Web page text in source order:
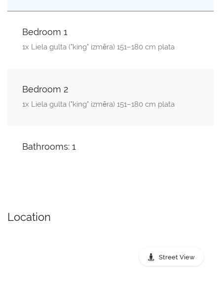
Bedroom 1
1x Liela gulta ("king" izmēra) 151–180 cm plata
Bedroom 2
1x Liela gulta ("king" izmēra) 151–180 cm plata
Bathrooms: 1
Location
Street View